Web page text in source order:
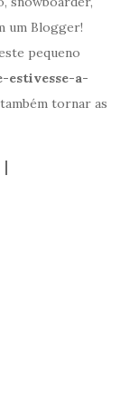
um Blogger!
pequeno
estivesse-a-
tornar as